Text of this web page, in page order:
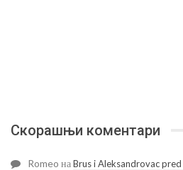
Скорашњи коментари
Romeo наBrus i Aleksandrovac